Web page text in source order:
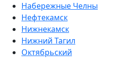
Набережные Челны
Нефтекамск
Нижнекамск
Нижний Тагил
Октябрьский